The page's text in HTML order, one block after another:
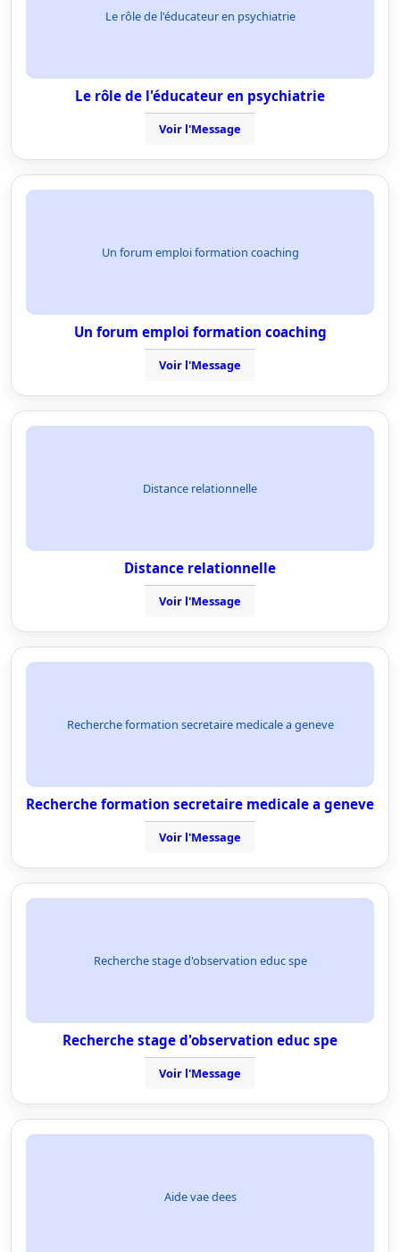
Le rôle de l'éducateur en psychiatrie
Le rôle de l'éducateur en psychiatrie
Voir l'Message
Un forum emploi formation coaching
Un forum emploi formation coaching
Voir l'Message
Distance relationnelle
Distance relationnelle
Voir l'Message
Recherche formation secretaire medicale a geneve
Recherche formation secretaire medicale a geneve
Voir l'Message
Recherche stage d'observation educ spe
Recherche stage d'observation educ spe
Voir l'Message
Aide vae dees